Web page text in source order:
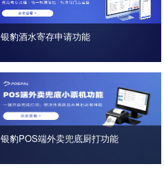
银豹酒水寄存申请功能
银豹POS端外卖兜底厨打功能